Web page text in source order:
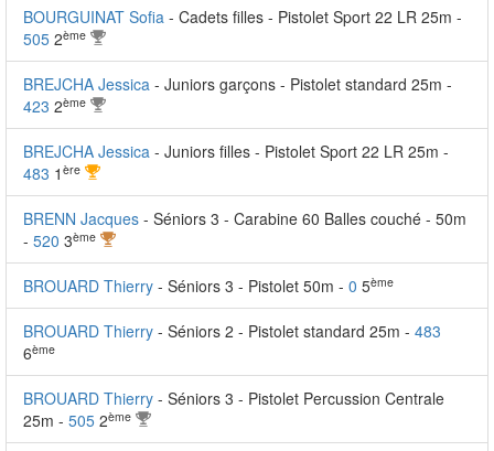
BOURGUINAT Sofia - Cadets filles - Pistolet Sport 22 LR 25m -
505 2ème
BREJCHA Jessica - Juniors garçons - Pistolet standard 25m -
423 2ème
BREJCHA Jessica - Juniors filles - Pistolet Sport 22 LR 25m -
483 1 ère
BRENN Jacques - Séniors 3 - Carabine 60 Balles couché - 50m
- 520 3ème
BROUARD Thierry - Séniors 3 - Pistolet 50m - 0 5ème
BROUARD Thierry - Séniors 2 - Pistolet standard 25m - 483
6ème
BROUARD Thierry - Séniors 3 - Pistolet Percussion Centrale
25m - 505 2ème